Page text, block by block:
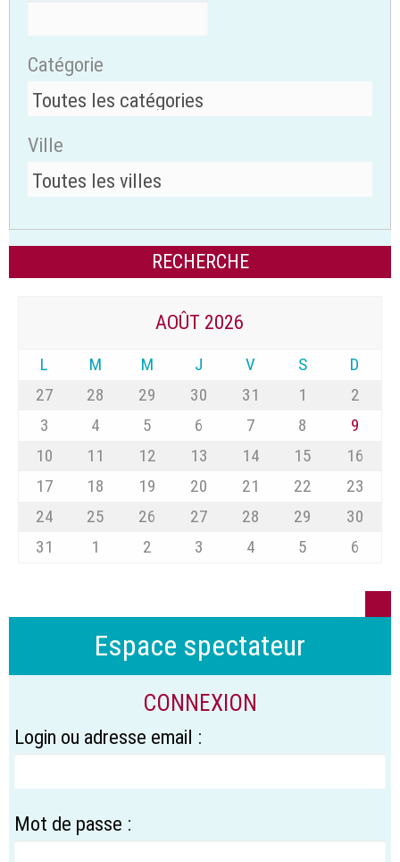
Catégorie
Ville
AOÛT 2026
L M M J V S
D
27
28 29 30 31 1
2
3
4 5 6 7 8
9
10
11 12 13 14 15
16
17
18 19 20 21 22
23
24
25 26 27 28 29
30
31
1 2 3 4 5 6
Espace spectateur
CONNEXION
Login ou adresse email :
Mot de passe :